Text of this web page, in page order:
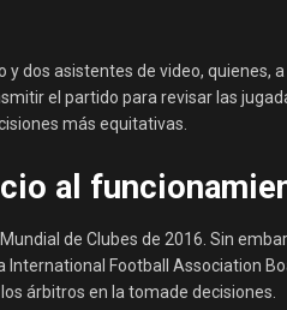
y dos asistentes de video, quienes,
el partido para revisar las
más equitativas.
al
de Clubes de 2016. Sin
Football Association
árbitros en la tomade decisiones.